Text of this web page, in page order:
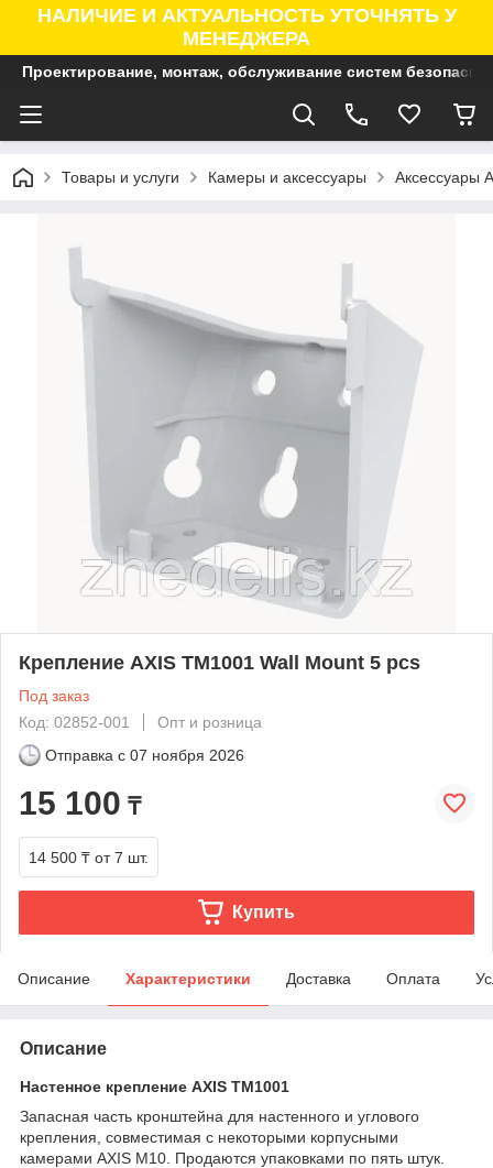
НАЛИЧИЕ И АКТУАЛЬНОСТЬ УТОЧНЯТЬ У
МЕНЕДЖЕРА
Проектирование, монтаж, обслуживание систем
Товары и услуги Камеры и аксессуары Аксессуары
Крепление AXIS TM1001 Wall Mount 5 pcs
Под заказ
Код: 02852-001
Опт и розница
Отправка с 07 ноября 2026
15 100 ₸
14 500 ₸ от 7 шт.
Купить
Описание Характеристики Доставка Оплата
Описание
Настенное крепление AXIS TM1001
Запасная часть кронштейна для настенного и углового
крепления, совместимая с некоторыми корпусными
камерами AXIS M10. Продаются упаковками по пять штук.